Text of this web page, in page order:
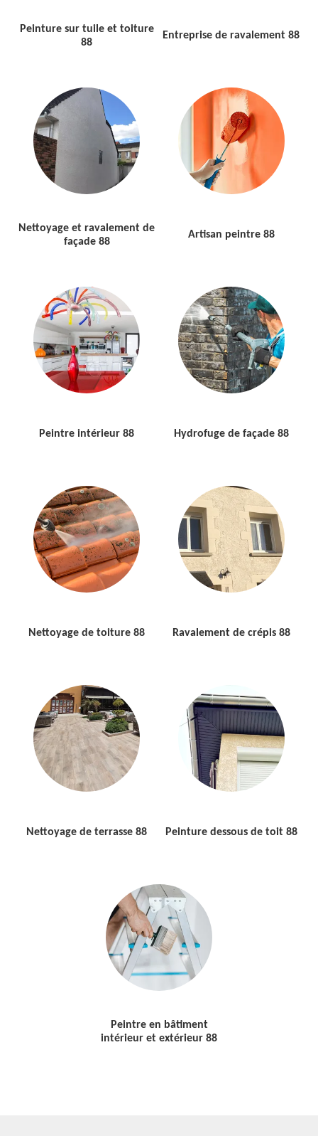
Peinture sur tuile et toiture
88
Entreprise de ravalement 88
Nettoyage et ravalement de
façade 88
Artisan peintre 88
Peintre intérieur 88 Hydrofuge de façade 88
Nettoyage de toiture 88 Ravalement de crépis 88
Nettoyage de terrasse 88 Peinture dessous de toit 88
Peintre en bâtiment
intérieur et extérieur 88